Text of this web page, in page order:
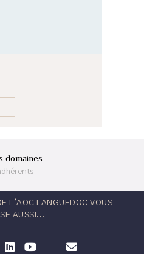
domaines
L'AOC LANGUEDOC VOUS
AUSSI...